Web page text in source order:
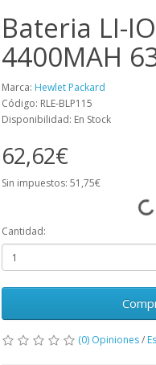
Bateria LI-
4400MAH
Marca: Hewlet Packard
Código: RLE-BLP115
Disponibilidad: En Stock
62,62€
Sin impuestos: 51,75€
Cantidad:
(0) Opiniones/